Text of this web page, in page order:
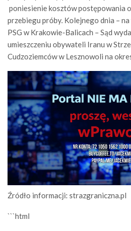
poniesienie kosztów postępowania
przebiegu próby. Kolejnego dnia –
PSG w Krakowie-Balicach – Sąd
umieszczeniu obywateli Iranu w
Cudzoziemców w Lesznowoli na
Źródło informacji: strazgraniczna.pl
```html